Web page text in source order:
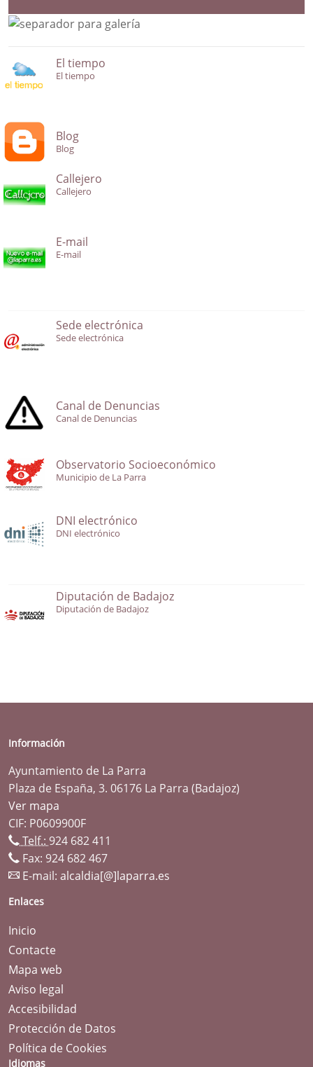
El tiempo
El tiempo
Blog
Blog
Callejero
Callejero
E-mail
E-mail
Sede electrónica
Sede electrónica
Canal de Denuncias
Canal de Denuncias
Observatorio Socioeconómico
Municipio de La Parra
DNI electrónico
DNI electrónico
Diputación de Badajoz
Diputación de Badajoz
Información
Ayuntamiento de La Parra
Plaza de España, 3. 06176 La Parra (Badajoz)
Ver mapa
CIF: P0609900F
Telf.: 924 682 411
Fax: 924 682 467
E-mail: alcaldia[@]laparra.es
Enlaces
Inicio
Contacte
Mapa web
Aviso legal
Accesibilidad
Protección de Datos
Política de Cookies
Idiomas